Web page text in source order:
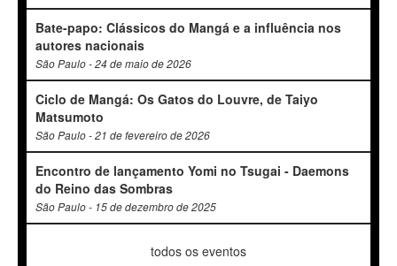
Bate-papo: Clássicos do Mangá e a influência nos
autores nacionais
São Paulo - 24 de maio de 2026
Ciclo de Mangá: Os Gatos do Louvre, de Taiyo
Matsumoto
São Paulo - 21 de fevereiro de 2026
Encontro de lançamento Yomi no Tsugai - Daemons
do Reino das Sombras
São Paulo - 15 de dezembro de 2025
todos os eventos